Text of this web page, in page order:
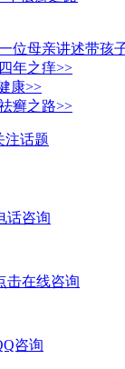
位母亲讲述带孩
年之痒>>
康>>
癣之路>>
注话题
话咨询
击在线咨询
咨询